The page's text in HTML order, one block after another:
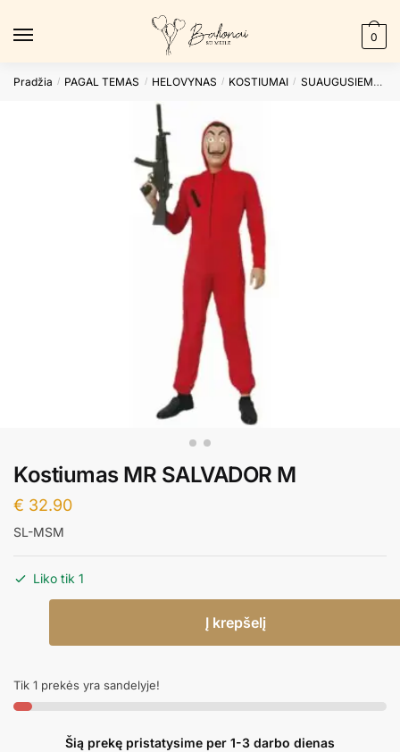
0
Pradžia / PAGAL TEMAS / HELOVYNAS / KOSTIUMAI / SUAUGUSIEMS
Kostiumas MR SALVADOR M
€ 32.90
SL-MSM
Liko tik 1
SALVADOR
M
Į krepšelį
Tik 1 prekės yra sandelyje!
Šią prekę pristatysime per 1-3 darbo dienas